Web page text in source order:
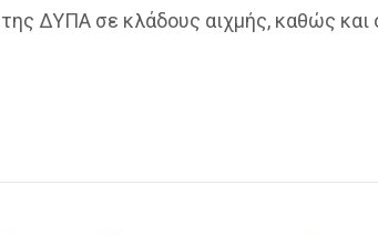
της ΔΥΠΑ σε κλάδους αιχμής, καθώς και